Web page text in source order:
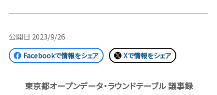
公開日 2023/9/26
Facebookで情報をシェア Xで情報をシェア
東京都オープンデータ・ラウンドテーブル 議事録